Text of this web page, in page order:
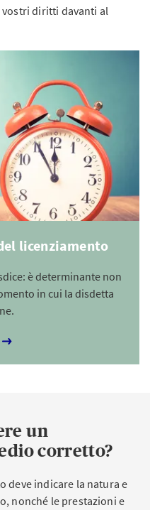
vostri diritti davanti al
licenziamento
è determinante non
in cui la disdetta
un
corretto?
deve indicare la natura e
nonché le prestazioni e